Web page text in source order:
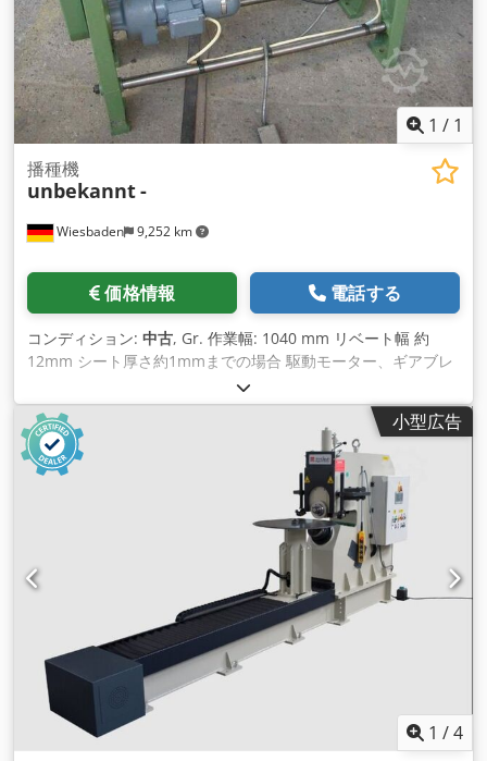
1 / 1
Wiesbaden 9,252 km
播種機
unbekannt-
価格情報 電話する
コンディション: 中古, Gr. 作業幅: 1040 mm リベート幅 約
12mm シート厚さ約1mmまでの場合 駆動モーター、ギアブレ
ーキモーター380V 0.55kW スペース：1300×480×960mm 重
量：334kg Dcjdpecaxtxefx Ablsk
小型広告
1 /4